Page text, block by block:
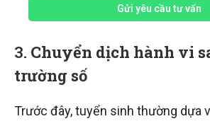
Gửi yêu cầu tư vấn
3. Chuyển dịch hành vi
trường số
Trước đây, tuyển sinh thường dựa